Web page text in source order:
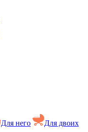
Для него
Для двоих